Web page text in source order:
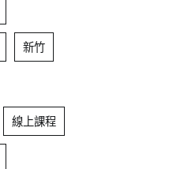
新竹
線上課程